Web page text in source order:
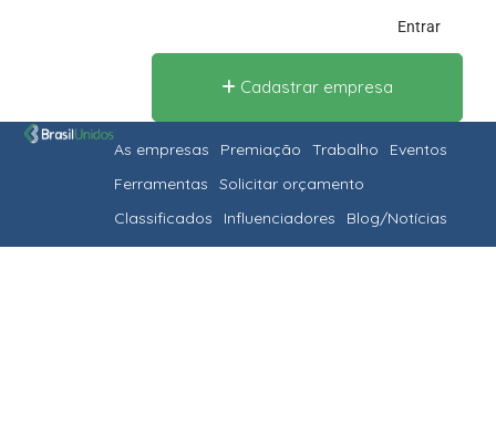
Entrar
Cadastrar empresa
As empresas Premiação Trabalho
Eventos
Ferramentas
Solicitar orçamento
Classificados
Influenciadores Blog/Notícias